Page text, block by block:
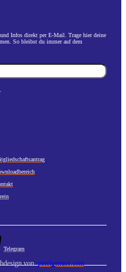
Infos direkt per E-Mail. Trage hier deine
So bleibst du immer auf dem
Telegram
vonpixelgenuss.com